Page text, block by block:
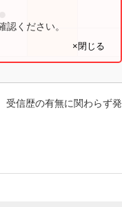
ください。
×閉じる
受信歴の有無に関わらず発